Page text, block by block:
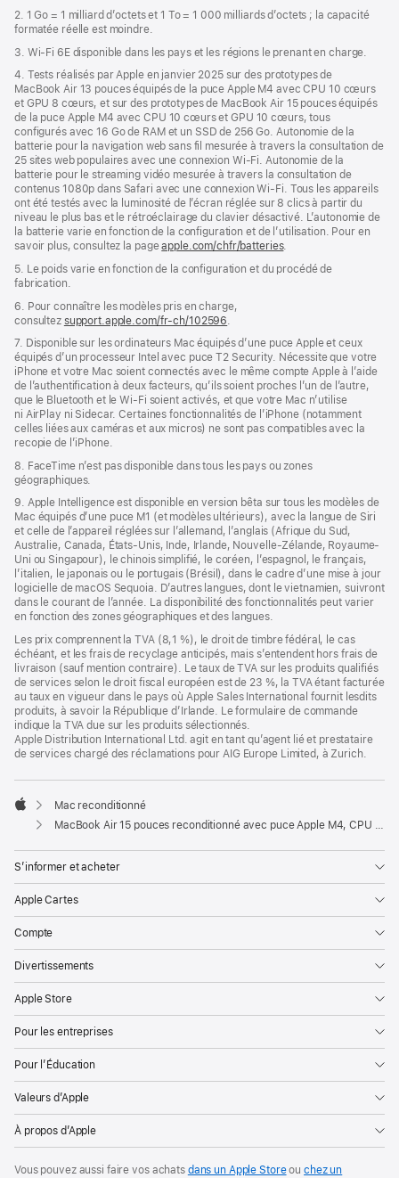
2. 1 Go = 1 milliard d’octets et 1 To = 1 000 milliards d’octets ; la capacité
formatée réelle est moindre.
3. Wi-Fi 6E disponible dans les pays et les régions le prenant en charge.
4. Tests réalisés par Apple en janvier 2025 sur des prototypes de
MacBook Air 13 pouces équipés de la puce Apple M4 avec CPU 10 cœurs
et GPU 8 cœurs, et sur des prototypes de MacBook Air 15 pouces équipés
de la puce Apple M4 avec CPU 10 cœurs et GPU 10 cœurs, tous
configurés avec 16 Go de RAM et un SSD de 256 Go. Autonomie de la
batterie pour la navigation web sans fil mesurée à travers la consultation de
25 sites web populaires avec une connexion Wi-Fi. Autonomie de la
batterie pour le streaming vidéo mesurée à travers la consultation de
contenus 1080p dans Safari avec une connexion Wi-Fi. Tous les appareils
ont été testés avec la luminosité de l’écran réglée sur 8 clics à partir du
niveau le plus bas et le rétroéclairage du clavier désactivé. L’autonomie de
la batterie varie en fonction de la configuration et de l’utilisation. Pour en
savoir plus, consultez la pageapple.com/chfr/batteries.
5. Le poids varie en fonction de la configuration et du procédé de
fabrication.
6. Pour connaître les modèles pris en charge,
consultez support.apple.com/fr-ch/102596
7. Disponible sur les ordinateurs Mac équipés d’une puce Apple et ceux
équipés d’un processeur Intel avec puce T2 Security. Nécessite que votre
iPhone et votre Mac soient connectés avec le même compte Apple à l’aide
de l’authentification à deux facteurs, qu’ils soient proches l’un de l’autre,
que le Bluetooth et le Wi-Fi soient activés, et que votre Mac n’utilise
ni AirPlay ni Sidecar. Certaines fonctionnalités de l’iPhone (notamment
celles liées aux caméras et aux micros) ne sont pas compatibles avec la
recopie de l’iPhone.
8. FaceTime n’est pas disponible dans tous les pays ou zones
géographiques.
9. Apple Intelligence est disponible en version bêta sur tous les modèles de
Mac équipés d’une puce M1 (et modèles ultérieurs), avec la langue de Siri
et celle de l’appareil réglées sur l’allemand, l’anglais (Afrique du Sud,
Australie, Canada, États-Unis, Inde, Irlande, Nouvelle-Zélande, Royaume-
Uni ou Singapour), le chinois simplifié, le coréen, l’espagnol, le français,
l’italien, le japonais ou le portugais (Brésil), dans le cadre d’une mise à jour
logicielle de macOS Sequoia. D’autres langues, dont le vietnamien, suivront
dans le courant de l’année. La disponibilité des fonctionnalités peut varier
en fonction des zones géographiques et des langues.
Les prix comprennent la TVA (8,1 %), le droit de timbre fédéral, le cas
échéant, et les frais de recyclage anticipés, mais s’entendent hors frais de
livraison (sauf mention contraire). Le taux de TVA sur les produits qualifiés
de services selon le droit fiscal européen est de 23 %, la TVA étant facturée
au taux en vigueur dans le pays où Apple Sales International fournit lesdits
produits, à savoir la République d’Irlande. Le formulaire de commande
indique la TVA due sur les produits sélectionnés.
Apple Distribution International Ltd. agit en tant qu’agent lié et prestataire
de services chargé des réclamations pour AIG Europe Limited, à Zurich.
Apple
Mac reconditionné
MacBook Air 15 pouces reconditionné avec puce Apple M4, CPU 10 cœurs et GPU 10 cœurs – Minuit
S’informer et acheter
Apple Cartes
Compte
Divertissements
Apple Store
Pour les entreprises
Pour l’Éducation
Valeurs d’Apple
À propos d’Apple
Vous pouvez aussi faire vos achats dans un Apple Storeouchez un